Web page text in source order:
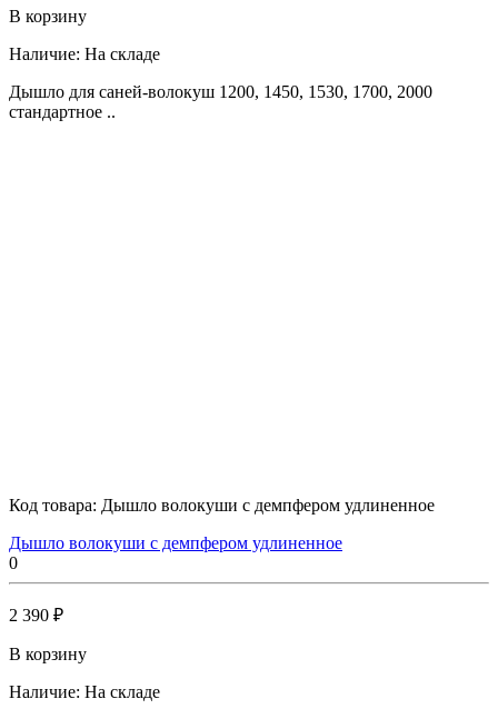
В корзину
Наличие: На складе
Дышло для саней-волокуш 1200, 1450, 1530, 1700, 2000
стандартное ..
Код товара: Дышло волокуши с демпфером удлиненное
Дышло волокуши с демпфером удлиненное
0
2 390 ₽
В корзину
Наличие: На складе